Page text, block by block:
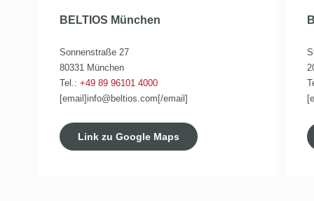
BELTIOS München
Sonnenstraße 27
80331 München
Tel.: +49 89 96101 4000
[email]info@beltios.com[/email]
Link zu Google Maps